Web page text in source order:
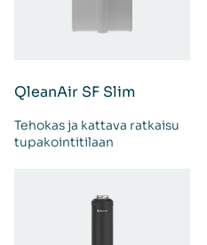
QleanAir SF Slim
Tehokas ja kattava ratkaisu
tupakointitilaan